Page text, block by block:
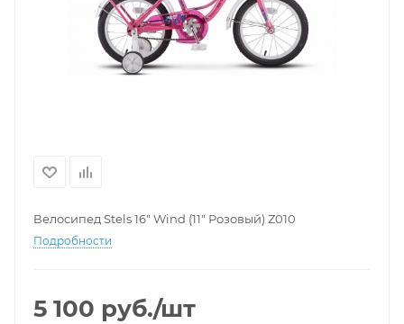
Велосипед Stels 16" Wind (11" Розовый) Z010
Подробности
5 100 руб./шт